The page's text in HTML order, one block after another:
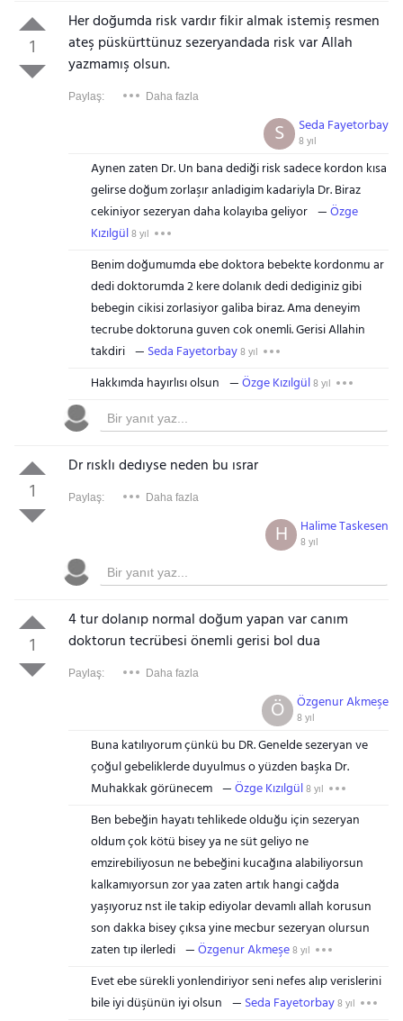
1
Her doğumda risk vardır fikir almak istemiş resmen
ateş püskürttünuz sezeryandada risk var Allah
yazmamış olsun.
Paylaş: Daha fazla
Seda Fayetorbay
8 yıl
S
Aynen zaten Dr. Un bana dediği risk sadece kordon kısa
gelirse doğum zorlaşır anladigim kadariyla Dr. Biraz
cekiniyor sezeryan daha kolayıba geliyor
Özge
Kızılgül8 yıl
Benim doğumumda ebe doktora bebekte kordonmu ar
dedi doktorumda 2 kere dolanık dedi dediginiz gibi
bebegin cikisi zorlasiyor galiba biraz. Ama deneyim
tecrube doktoruna guven cok onemli. Gerisi Allahin
takdiri
Seda Fayetorbay8 yıl
Hakkımda hayırlısı olsun Özge Kızılgül8 yıl
1
Dr rısklı dedıyse neden bu ısrar
Paylaş: Daha fazla
Halime Taskesen
8 yıl
H
1
4 tur dolanıp normal doğum yapan var canım
doktorun tecrübesi önemli gerisi bol dua
Paylaş: Daha fazla
Özgenur Akmeşe
8 yıl
Ö
Buna katılıyorum çünkü bu DR. Genelde sezeryan ve
çoğul gebeliklerde duyulmus o yüzden başka Dr.
Muhakkak görünecem
Özge Kızılgül8 yıl
Ben bebeğin hayatı tehlikede olduğu için sezeryan
oldum çok kötü bisey ya ne süt geliyo ne
emzirebiliyosun ne bebeğini kucağına alabiliyorsun
kalkamıyorsun zor yaa zaten artık hangi cağda
yaşıyoruz nst ile takip ediyolar devamlı allah korusun
son dakka bisey çıksa yine mecbur sezeryan olursun
zaten tıp ilerledi
Özgenur Akmeşe8 yıl
Evet ebe sürekli yonlendiriyor seni nefes alıp verislerini
bile iyi düşünün iyi olsun
Seda Fayetorbay8 yıl